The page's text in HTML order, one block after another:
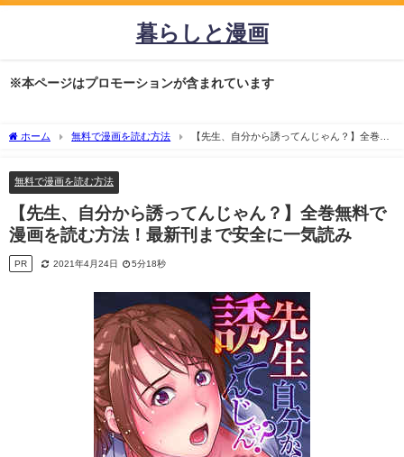
暮らしと漫画
※本ページはプロモーションが含まれています
ホーム 無料で漫画を読む方法
【先生、自分から誘ってんじゃん？】全巻無
無料で漫画を読む方法
【先生、自分から誘ってんじゃん？】全巻無料で
漫画を読む方法！最新刊まで安全に一気読み
PR 2021年4月24日 5分18秒